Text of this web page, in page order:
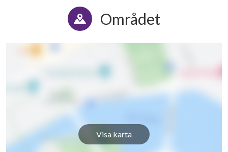
Området
Visa karta